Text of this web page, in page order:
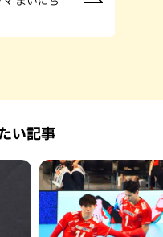
い記事